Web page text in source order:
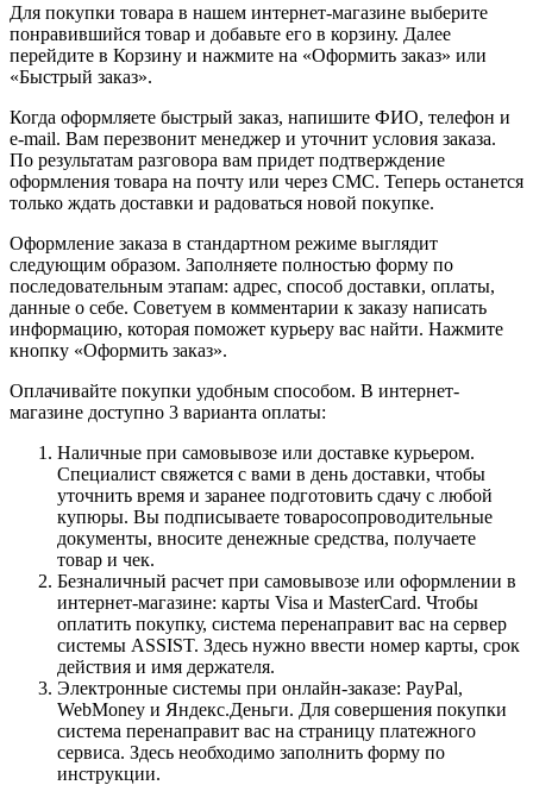
Для покупки товара в нашем интернет-магазине выберите
понравившийся товар и добавьте его в корзину. Далее
перейдите в Корзину и нажмите на «Оформить заказ» или
«Быстрый заказ».
Когда оформляете быстрый заказ, напишите ФИО, телефон и
e-mail. Вам перезвонит менеджер и уточнит условия заказа.
По результатам разговора вам придет подтверждение
оформления товара на почту или через СМС. Теперь останется
только ждать доставки и радоваться новой покупке.
Оформление заказа в стандартном режиме выглядит
следующим образом. Заполняете полностью форму по
последовательным этапам: адрес, способ доставки, оплаты,
данные о себе. Советуем в комментарии к заказу написать
информацию, которая поможет курьеру вас найти. Нажмите
кнопку «Оформить заказ».
Оплачивайте покупки удобным способом. В интернет-
магазине доступно 3 варианта оплаты:
Наличные при самовывозе или доставке курьером.
Специалист свяжется с вами в день доставки, чтобы
уточнить время и заранее подготовить сдачу с любой
купюры. Вы подписываете товаросопроводительные
документы, вносите денежные средства, получаете
товар и чек.
Безналичный расчет при самовывозе или оформлении в
интернет-магазине: карты Visa и MasterCard. Чтобы
оплатить покупку, система перенаправит вас на сервер
системы ASSIST. Здесь нужно ввести номер карты, срок
действия и имя держателя.
Электронные системы при онлайн-заказе: PayPal,
WebMoney и Яндекс.Деньги. Для совершения покупки
система перенаправит вас на страницу платежного
сервиса. Здесь необходимо заполнить форму по
инструкции.